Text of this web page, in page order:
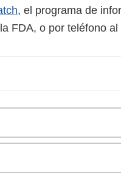
, el programa de
FDA, o por teléfono